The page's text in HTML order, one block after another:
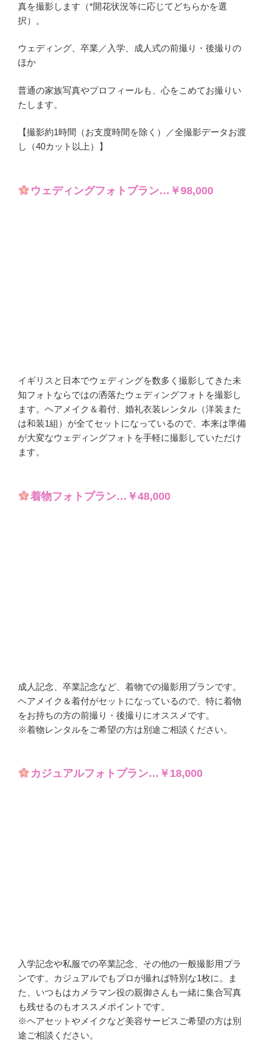
真を撮影します（*開花状況等に応じてどちらかを選
択）。
ウェディング、卒業／入学、成人式の前撮り・後撮りの
ほか
普通の家族写真やプロフィールも、心をこめてお撮りい
たします。
【撮影約1時間（お支度時間を除く）／全撮影データお渡
し（40カット以上）】
ウェディングフォトプラン…￥98,000
イギリスと日本でウェディングを数多く撮影してきた未
知フォトならではの洒落たウェディングフォトを撮影し
ます。ヘアメイク＆着付、婚礼衣装レンタル（洋装また
は和装1組）が全てセットになっているので、本来は準備
が大変なウェディングフォトを手軽に撮影していただけ
ます。
着物フォトプラン…￥48,000
成人記念、卒業記念など、着物での撮影用プランです。
ヘアメイク＆着付がセットになっているので、特に着物
をお持ちの方の前撮り・後撮りにオススメです。
※着物レンタルをご希望の方は別途ご相談ください。
カジュアルフォトプラン…￥18,000
入学記念や私服での卒業記念、その他の一般撮影用プラ
ンです。カジュアルでもプロが撮れば特別な1枚に。ま
た、いつもはカメラマン役の親御さんも一緒に集合写真
も残せるのもオススメポイントです。
※ヘアセットやメイクなど美容サービスご希望の方は別
途ご相談ください。